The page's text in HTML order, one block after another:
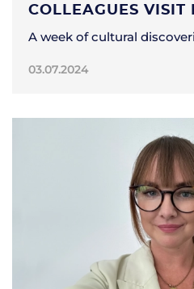
COLLEAGUES VISIT
A week of cultural
03.07.2024